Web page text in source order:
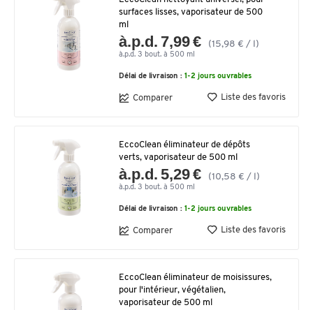
surfaces lisses, vaporisateur de 500
ml
à.p.d. 7,99 € (15,98 € / l)
à.p.d. 3 bout. à 500 ml
Délai de livraison : 1-2 jours ouvrables
Comparer Liste des favoris
EccoClean éliminateur de dépôts
verts, vaporisateur de 500 ml
à.p.d. 5,29 € (10,58 € / l)
à.p.d. 3 bout. à 500 ml
Délai de livraison : 1-2 jours ouvrables
Comparer Liste des favoris
EccoClean éliminateur de moisissures,
pour l'intérieur, végétalien,
vaporisateur de 500 ml